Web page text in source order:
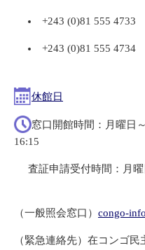
+243 (0)81 555 4733
+243 (0)81 555 4734
休館日
窓口開館時間：月曜日
16:15
査証申請受付時間：月曜
（一般照会窓口） congo-
（緊急連絡先）在コンゴ